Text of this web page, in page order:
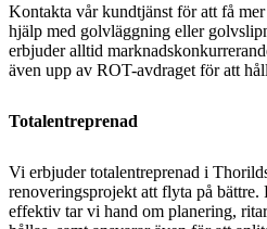
Kontakta vår kundtjänst för att få
hjälp med golvläggning eller
erbjuder alltid
även upp av ROT-avdraget för att
Totalentreprenad
Vi erbjuder totalentreprenad i
renoveringsprojekt att flyta på bättre.
effektiv tar vi hand om planering,